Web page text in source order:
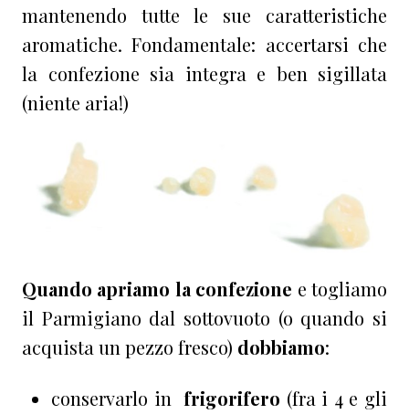
mantenendo tutte le sue caratteristiche
aromatiche. Fondamentale: accertarsi che
la confezione sia integra e ben sigillata
(niente aria!)
Quando apriamo la confezione e togliamo
il Parmigiano dal sottovuoto (o quando si
acquista un pezzo fresco) dobbiamo:
conservarlo in frigorifero (fra i 4 e gli